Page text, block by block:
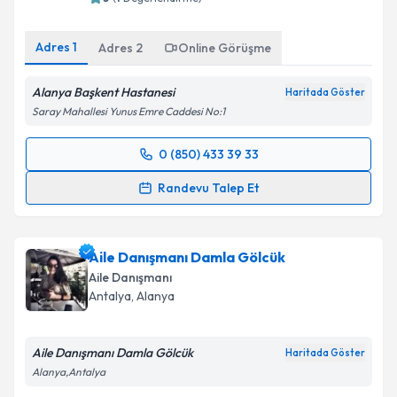
Metni 'ni okudum ve kişisel verilerimin belirtilen
Adres 1 Adres 2 Online Görüşme
Alanya Başkent Hastanesi Haritada Göster
Saray Mahallesi Yunus Emre Caddesi No:1
0 (850) 433 39 33
Randevu Talep Et
Randevu Takvimi Talebi
için bir takvim hazırlandığında e-posta ile
bilgilendireceğiz.
E-posta Adresiniz
Aile Danışmanı Damla Gölcük
Aile Danışmanı
Antalya, Alanya
Aile Danışmanı Damla Gölcük Haritada Göster
Alanya,Antalya